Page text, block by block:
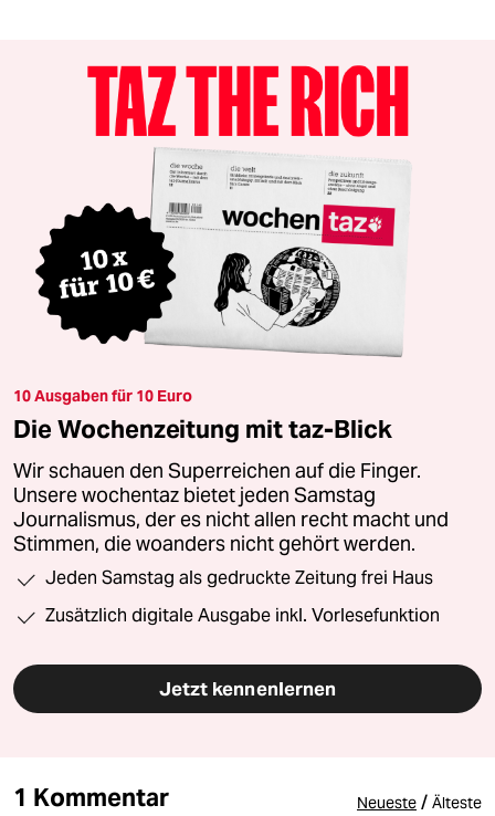
10 Ausgaben für 10 Euro
Die Wochenzeitung mit taz-Blick
Wir schauen den Superreichen auf die Finger.
Unsere wochentaz bietet jeden Samstag
Journalismus, der es nicht allen recht macht und
Stimmen, die woanders nicht gehört werden.
Jeden Samstag als gedruckte Zeitung frei Haus
Zusätzlich digitale Ausgabe inkl. Vorlesefunktion
Jetzt kennenlernen
1 Kommentar Neueste / Älteste